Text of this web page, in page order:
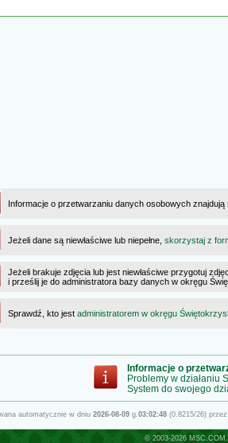
Informacje o przetwarzaniu danych osobowych
Jeżeli dane są niewłaściwe lub niepełne, skorzystaj z
Jeżeli brakuje zdjęcia lub jest niewłaściwe przygotuj
i prześlij je do administratora bazy danych w okręgu
Sprawdź, kto jest administratorem w okręgu
Informacje o
Problemy w działaniu
System do swojego
automatycznie w dniu 2026-08-09g.03:02:48(0.8215/26)
© 2003-2026